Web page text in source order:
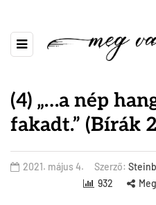
(4) „…a nép
fakadt.” (Bírák
2021. május 4. Szerző:
932